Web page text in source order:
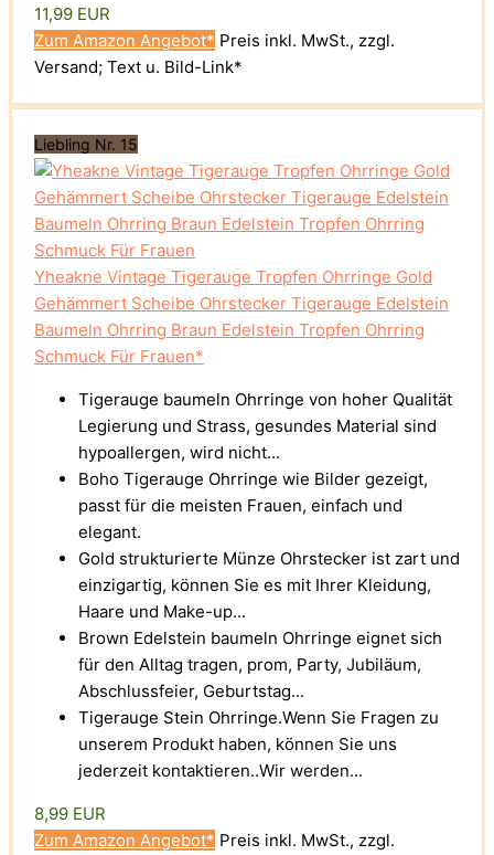
11,99 EUR
Zum Amazon Angebot* Preis inkl. MwSt., zzgl.
Versand; Text u. Bild-Link*
Liebling Nr. 15
Yheakne Vintage Tigerauge Tropfen Ohrringe Gold
Gehämmert Scheibe Ohrstecker Tigerauge Edelstein
Baumeln Ohrring Braun Edelstein Tropfen Ohrring
Schmuck Für Frauen*
Tigerauge baumeln Ohrringe von hoher Qualität
Legierung und Strass, gesundes Material sind
hypoallergen, wird nicht...
Boho Tigerauge Ohrringe wie Bilder gezeigt,
passt für die meisten Frauen, einfach und
elegant.
Gold strukturierte Münze Ohrstecker ist zart und
einzigartig, können Sie es mit Ihrer Kleidung,
Haare und Make-up...
Brown Edelstein baumeln Ohrringe eignet sich
für den Alltag tragen, prom, Party, Jubiläum,
Abschlussfeier, Geburtstag...
Tigerauge Stein Ohrringe.Wenn Sie Fragen zu
unserem Produkt haben, können Sie uns
jederzeit kontaktieren..Wir werden...
8,99 EUR
Zum Amazon Angebot* Preis inkl. MwSt., zzgl.